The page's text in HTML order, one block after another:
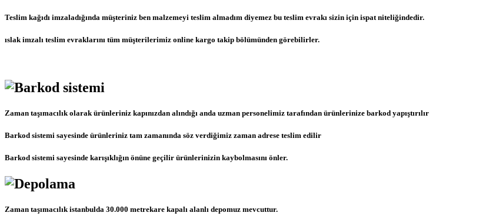
Teslim kağıdı imzaladığında müşteriniz ben malzemeyi teslim almadım diyemez bu teslim evrakı sizin için ispat niteliğindedir.
ıslak imzalı teslim evraklarını tüm müşterilerimiz online kargo takip bölümünden görebilirler.
Zaman taşımacılık olarak ürünleriniz kapınızdan alındığı anda uzman personelimiz tarafından ürünlerinize barkod yapıştırılır
Barkod sistemi sayesinde ürünleriniz tam zamanında söz verdiğimiz zaman adrese teslim edilir
Barkod sistemi sayesinde karışıklığın önüne geçilir ürünlerinizin kaybolmasını önler.
Zaman taşımacılık istanbulda 30.000 metrekare kapalı alanlı depomuz mevcuttur.